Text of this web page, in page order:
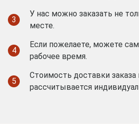
3
У нас можно заказать не
месте.
4
Если пожелаете, можете
рабочее время.
5
Стоимость доставки
рассчитывается